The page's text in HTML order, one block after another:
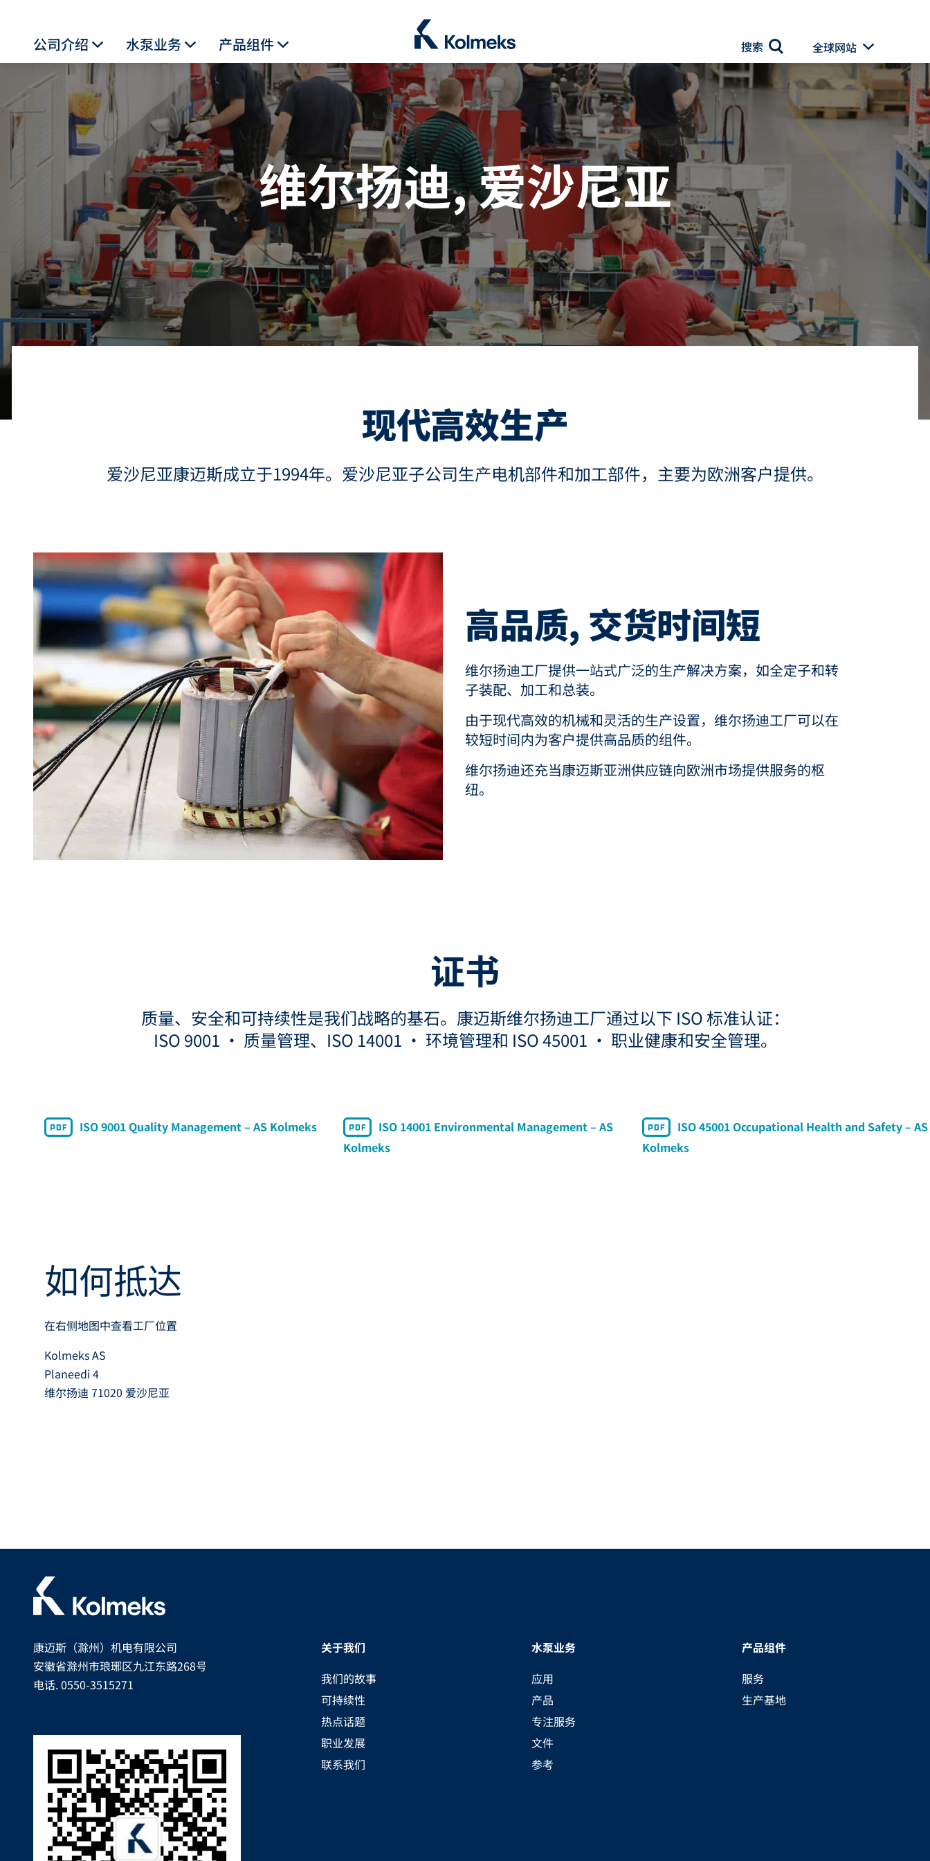
公司介绍 Toggle Dropdown
水泵业务 Toggle Dropdown
产品组件Toggle Dropdown
搜索
搜索 全球网站 Toggle
维尔扬迪, 爱沙尼亚
现代高效生产
爱沙尼亚康迈斯成立于1994年。爱沙尼亚子公司生产电机部件和加工部件，主要为欧洲客户提供。
高品质, 交货时间短
维尔扬迪工厂提供一站式广泛的生产解决方案，如全定子和转
子装配、加工和总装。
由于现代高效的机械和灵活的生产设置，维尔扬迪工厂可以在
较短时间内为客户提供高品质的组件。
维尔扬迪还充当康迈斯亚洲供应链向欧洲市场提供服务的枢
纽。
证书
质量、安全和可持续性是我们战略的基石。康迈斯维尔扬迪工厂通过以下 ISO 标准认证：
ISO 9001 • 质量管理、ISO 14001 • 环境管理和 ISO 45001 • 职业健康和安全管理。
ISO 9001 Quality Management – AS Kolmeks
ISO 14001 Environmental Management – AS
Kolmeks
ISO 45001 Occupational Health and Safety – AS
Kolmeks
如何抵达
在右侧地图中查看工厂位置
Kolmeks AS
Planeedi 4
维尔扬迪 71020 爱沙尼亚
康迈斯（滁州）机电有限公司
安徽省滁州市琅琊区九江东路268号
电话. 0550-3515271
关于我们
我们的故事
可持续性
热点话题
职业发展
联系我们
水泵业务
应用
产品
专注服务
文件
参考
产品组件
服务
生产基地